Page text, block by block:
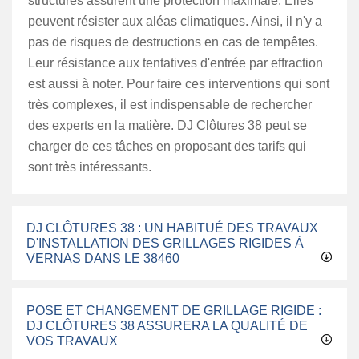
peuvent résister aux aléas climatiques. Ainsi, il n'y a
pas de risques de destructions en cas de tempêtes.
Leur résistance aux tentatives d'entrée par effraction
est aussi à noter. Pour faire ces interventions qui sont
très complexes, il est indispensable de rechercher
des experts en la matière. DJ Clôtures 38 peut se
charger de ces tâches en proposant des tarifs qui
sont très intéressants.
DJ CLÔTURES 38 : UN HABITUÉ DES TRAVAUX
D'INSTALLATION DES GRILLAGES RIGIDES À
VERNAS DANS LE 38460
POSE ET CHANGEMENT DE GRILLAGE RIGIDE :
DJ CLÔTURES 38 ASSURERA LA QUALITÉ DE
VOS TRAVAUX